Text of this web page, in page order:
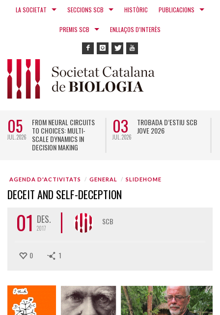
LA SOCIETAT SECCIONS SCB HISTÒRIC PUBLICACIONS
PREMIS SCB ENLLAÇOS D’INTERÈS
05
JUL. 2026
FROM NEURAL CIRCUITS
TO CHOICES: MULTI-
SCALE DYNAMICS IN
DECISION MAKING
03
JUL. 2026
TROBADA D’ESTIU SCB
JOVE 2026
AGENDA D'ACTIVITATS GENERAL SLIDEHOME
DECEIT AND SELF-DECEPTION
01 DES.
2017
SCB
0 1